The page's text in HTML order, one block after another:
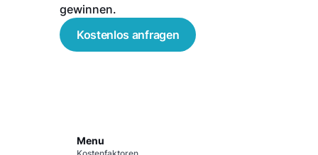
gewinnen.
Kostenlos anfragen
Menu